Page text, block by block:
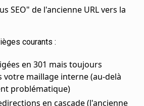
SEO" de l'ancienne URL vers la
courants :
en 301 mais toujours
votre maillage interne (au-delà
problématique)
en cascade (l'ancienne